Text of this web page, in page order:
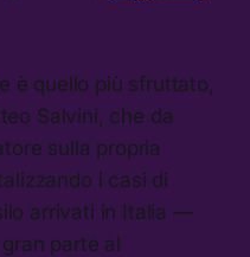
è quello più sfruttato,
Salvini, che da
sulla propria
i casi di
arrivati in Italia —
parte al